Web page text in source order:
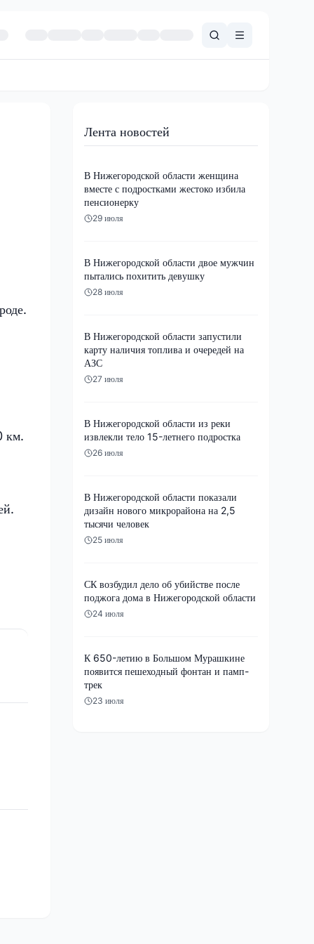
км.
Лента новостей
В Нижегородской области женщина
вместе с подростками жестоко избила
пенсионерку
29 июля
В Нижегородской области двое мужчин
пытались похитить девушку
28 июля
В Нижегородской области запустили
карту наличия топлива и очередей на
АЗС
27 июля
В Нижегородской области из реки
извлекли тело 15-летнего подростка
26 июля
В Нижегородской области показали
дизайн нового микрорайона на 2,5
тысячи человек
25 июля
СК возбудил дело об убийстве после
поджога дома в Нижегородской области
24 июля
К 650-летию в Большом Мурашкине
появится пешеходный фонтан и памп-
трек
23 июля